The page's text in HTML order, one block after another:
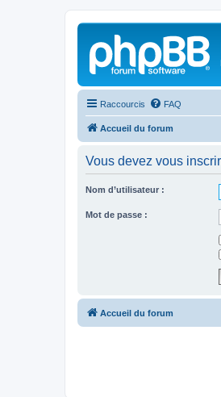
Raccourcis FAQ
Accueil du forum
Vous devez vous
Nom d’utilisateur :
Mot de passe :
Accueil du forum